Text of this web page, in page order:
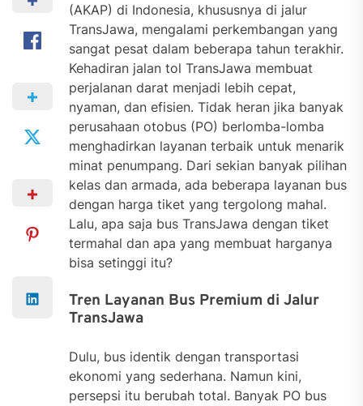
(AKAP) di Indonesia, khususnya di jalur
TransJawa, mengalami perkembangan yang
sangat pesat dalam beberapa tahun terakhir.
Kehadiran jalan tol TransJawa membuat
perjalanan darat menjadi lebih cepat,
nyaman, dan efisien. Tidak heran jika banyak
perusahaan otobus (PO) berlomba-lomba
menghadirkan layanan terbaik untuk menarik
minat penumpang. Dari sekian banyak pilihan
kelas dan armada, ada beberapa layanan bus
dengan harga tiket yang tergolong mahal.
Lalu, apa saja bus TransJawa dengan tiket
termahal dan apa yang membuat harganya
bisa setinggi itu?
Tren Layanan Bus Premium di Jalur
TransJawa
Dulu, bus identik dengan transportasi
ekonomi yang sederhana. Namun kini,
persepsi itu berubah total. Banyak PO bus